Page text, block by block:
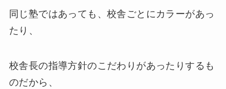
同じ塾ではあっても、校舎ごとにカラーがあっ
たり、
校舎長の指導方針のこだわりがあったりするも
のだから、